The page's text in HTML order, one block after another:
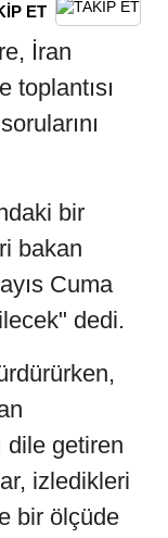
ET
İran
toplantısı
bir
bakan
Cuma
dedi.
dile getiren
izledikleri
bir ölçüde